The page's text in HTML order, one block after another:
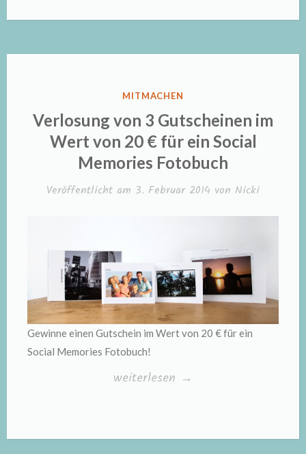
im
20
für
ein
Memories
VERÖFFENTLICHT
MITMACHEN
Verlosung von 3 Gutscheinen im
Wert von 20 € für ein Social
Memories Fotobuch
Veröffentlicht am 3. Februar 2014 von Nicki
Gewinne einen Gutschein im Wert von 20 € für ein
Social Memories Fotobuch!
„Verlosung
Gutscheinen
weiterlesen →